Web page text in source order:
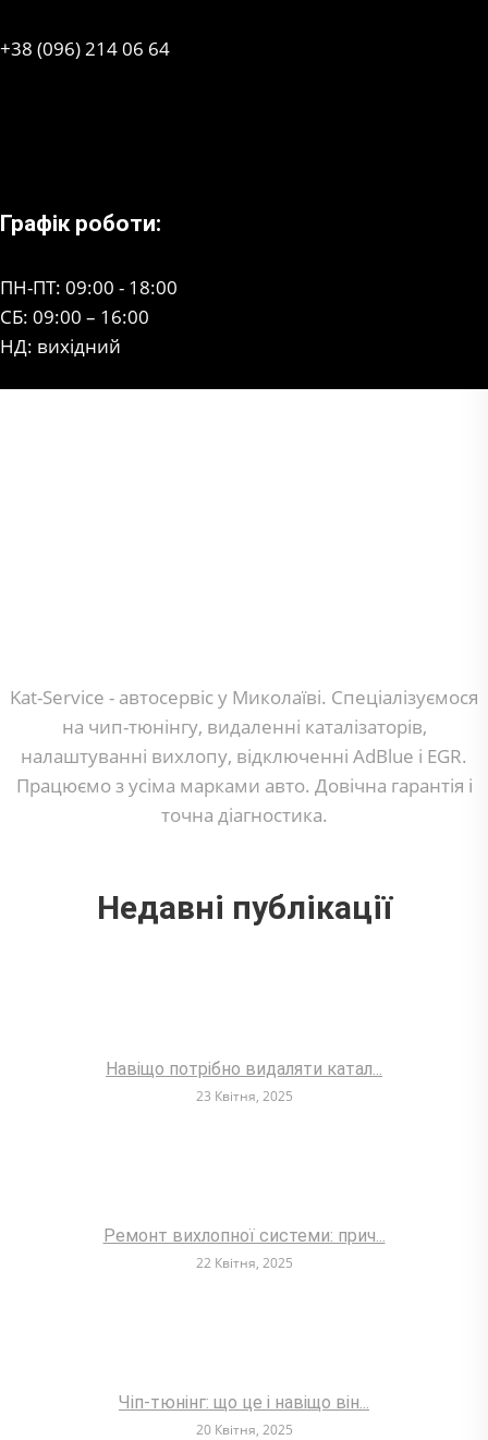
+38 (096) 214 06 64
Графік роботи:
ПН-ПТ: 09:00 - 18:00
СБ: 09:00 – 16:00
НД: вихідний
Kat-Service - автосервіс у Миколаїві. Спеціалізуємося
на чип-тюнінгу, видаленні каталізаторів,
налаштуванні вихлопу, відключенні AdBlue і EGR.
Працюємо з усіма марками авто. Довічна гарантія і
точна діагностика.
Недавні публікації
Навіщо потрібно видаляти катал...
23 Квітня, 2025
Ремонт вихлопної системи: прич...
22 Квітня, 2025
Чіп-тюнінг: що це і навіщо він...
20 Квітня, 2025